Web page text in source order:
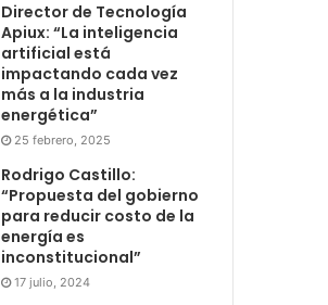
Director de Tecnología
Apiux: “La inteligencia
artificial está
impactando cada vez
más a la industria
energética”
25 febrero, 2025
Rodrigo Castillo:
“Propuesta del gobierno
para reducir costo de la
energía es
inconstitucional”
17 julio, 2024